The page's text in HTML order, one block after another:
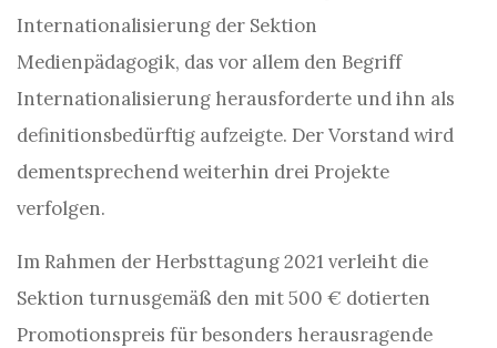
Internationalisierung der Sektion
Medienpädagogik, das vor allem den Begriff
Internationalisierung herausforderte und ihn als
definitionsbedürftig aufzeigte. Der Vorstand wird
dementsprechend weiterhin drei Projekte
verfolgen.
Im Rahmen der Herbsttagung 2021 verleiht die
Sektion turnusgemäß den mit 500 € dotierten
Promotionspreis für besonders herausragende